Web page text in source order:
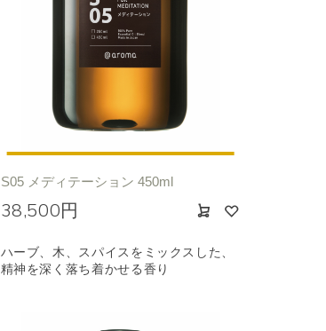
S05 メディテーション 450ml
38,500円
ハーブ、木、スパイスをミックスした、
精神を深く落ち着かせる香り